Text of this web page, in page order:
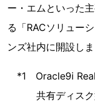
ー・エムといった
る「RACソリュー
ンズ社内に開設しま
*1 Oracle9i Real
共有ディスク型